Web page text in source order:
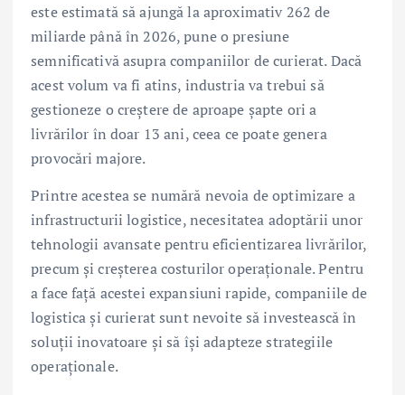
este estimată să ajungă la aproximativ 262 de
miliarde până în 2026, pune o presiune
semnificativă asupra companiilor de curierat. Dacă
acest volum va fi atins, industria va trebui să
gestioneze o creștere de aproape șapte ori a
livrărilor în doar 13 ani, ceea ce poate genera
provocări majore.
Printre acestea se numără nevoia de optimizare a
infrastructurii logistice, necesitatea adoptării unor
tehnologii avansate pentru eficientizarea livrărilor,
precum și creșterea costurilor operaționale. Pentru
a face față acestei expansiuni rapide, companiile de
logistica și curierat sunt nevoite să investească în
soluții inovatoare și să își adapteze strategiile
operaționale.